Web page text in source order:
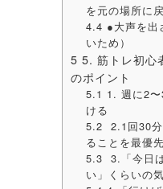
を元の場所に
4.4 ●大声を出
いため）
5 5. 筋トレ初心
のポイント
5.1 1. 週に2
ける
5.2 2.1回30
ることを最優先
5.3 3.「今日
い」くらいの